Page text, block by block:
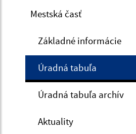
Mestská časť
Základné informácie
Úradná tabuľa
Úradná tabuľa archív
Aktuality